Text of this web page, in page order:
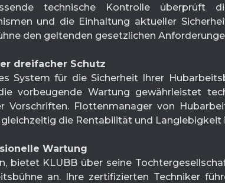
technische Kontrolle überprüft
und die Einhaltung aktueller
den geltenden gesetzlichen
dreifacher Schutz
System für die Sicherheit Ihrer
vorbeugende Wartung gewährleistet
Flottenmanager von
die Rentabilität und Langlebigkeit
Wartung
bietet KLUBB über seine
an. Ihre zertifizierten Techniker